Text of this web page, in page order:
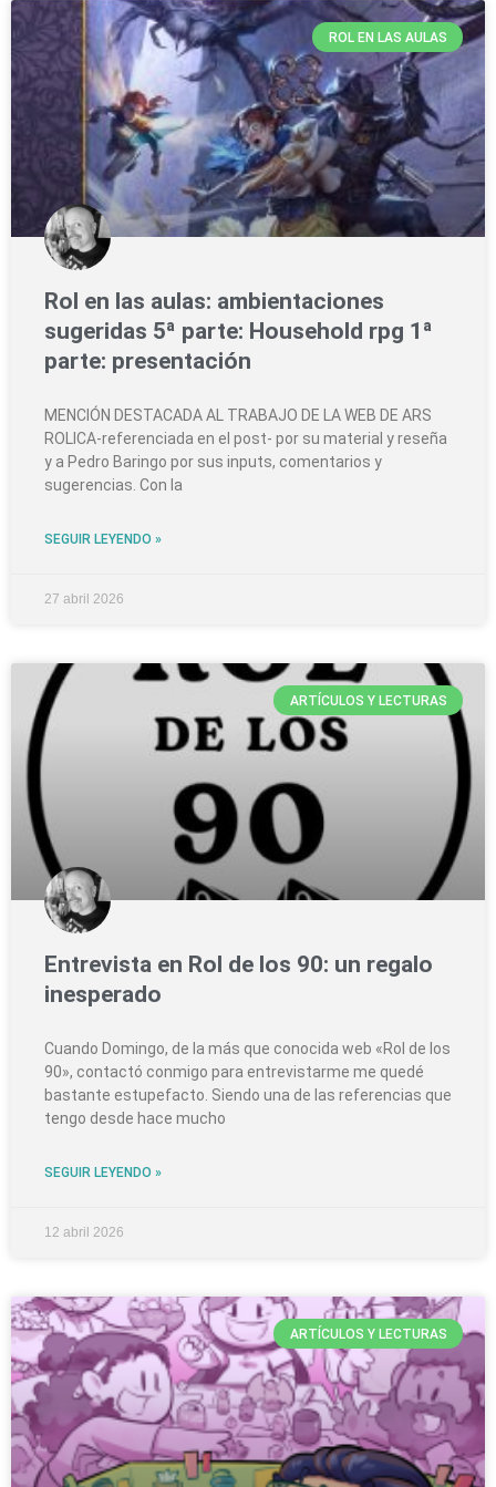
ROL EN LAS AULAS
Rol en las aulas: ambientaciones
sugeridas 5ª parte: Household rpg 1ª
parte: presentación
MENCIÓN DESTACADA AL TRABAJO DE LA WEB DE ARS
ROLICA-referenciada en el post- por su material y reseña
y a Pedro Baringo por sus inputs, comentarios y
sugerencias. Con la
SEGUIR LEYENDO »
27 abril 2026
ARTÍCULOS Y LECTURAS
Entrevista en Rol de los 90: un regalo
inesperado
Cuando Domingo, de la más que conocida web «Rol de los
90», contactó conmigo para entrevistarme me quedé
bastante estupefacto. Siendo una de las referencias que
tengo desde hace mucho
SEGUIR LEYENDO »
12 abril 2026
ARTÍCULOS Y LECTURAS